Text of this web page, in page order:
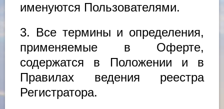
именуются Пользователями.
3. Все термины и определения,
применяемые в Оферте,
содержатся в Положении и в
Правилах ведения реестра
Регистратора.